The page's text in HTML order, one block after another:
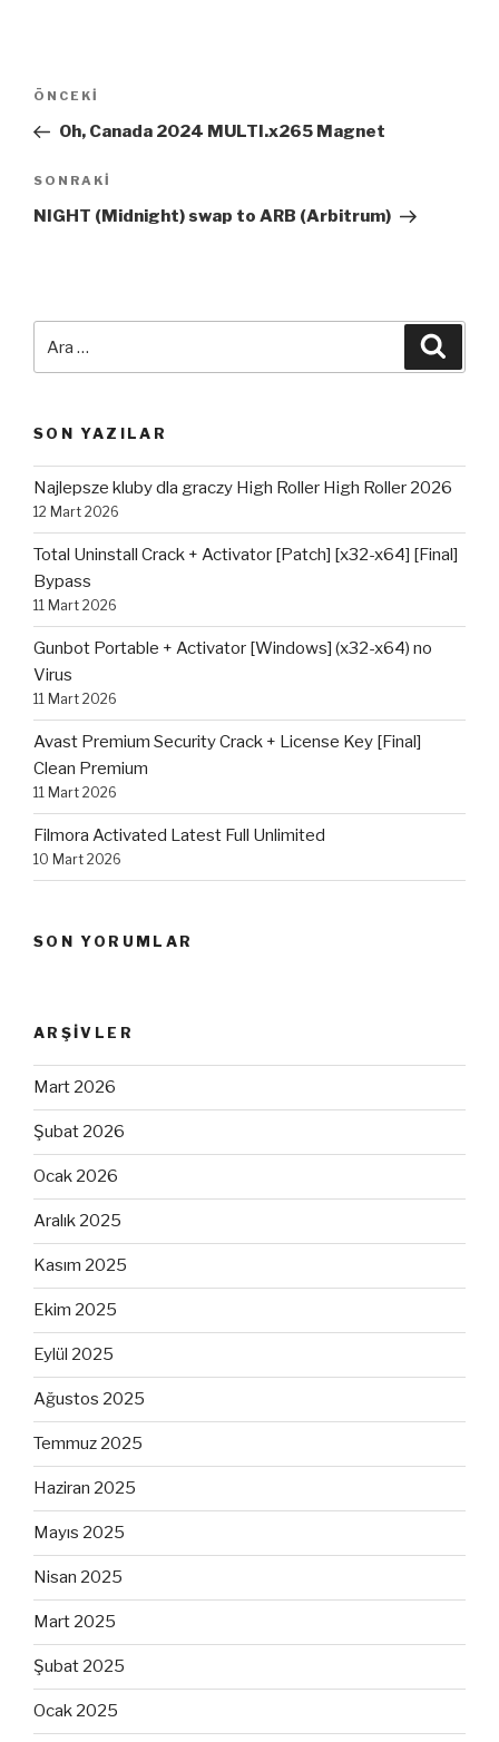
Yazı
Önceki
Yazı
ÖNCEKI
Oh, Canada 2024 MULTI.x265 Magnet
Sonraki
Yazı
SONRAKI
NIGHT (Midnight) swap to ARB (Arbitrum)
SON YAZILAR
Najlepsze kluby dla graczy High Roller High Roller 2026
12 Mart 2026
Total Uninstall Crack + Activator [Patch] [x32-x64] [Final]
Bypass
11 Mart 2026
Gunbot Portable + Activator [Windows] (x32-x64) no
Virus
11 Mart 2026
Avast Premium Security Crack + License Key [Final]
Clean Premium
11 Mart 2026
Filmora Activated Latest Full Unlimited
10 Mart 2026
SON YORUMLAR
ARŞIVLER
Mart 2026
Şubat 2026
Ocak 2026
Aralık 2025
Kasım 2025
Ekim 2025
Eylül 2025
Ağustos 2025
Temmuz 2025
Haziran 2025
Mayıs 2025
Nisan 2025
Mart 2025
Şubat 2025
Ocak 2025